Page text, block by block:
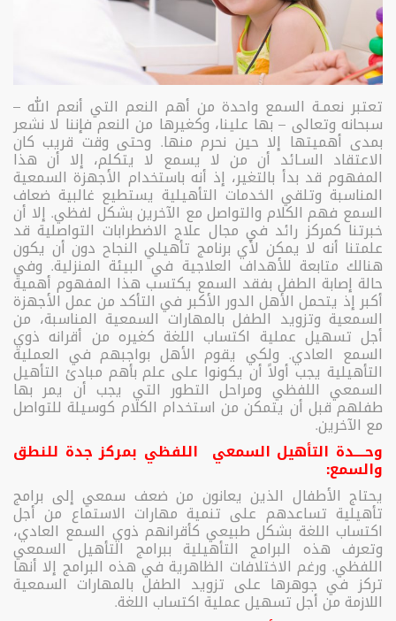
تعتبر نعمـة السمع واحدة من أهم النعم التي أنعم الله –
سبحانه وتعالى – بها علينا، وكغيرها من النعم فإننا لا نشعر
بمدى أهميتها إلا حين نحرم منها. وحتى وقت قريب كان
الاعتقاد السـائد أن من لا يسمع لا يتكلم، إلا أن هذا
المفهوم قد بدأ بالتغير، إذ أنه باستخدام الأجهزة السمعية
المناسبة وتلقي الخدمات التأهيلية يستطيع غالبية ضعاف
السمع فهم الكلام والتواصل مع الآخرين بشكل لفظي. إلا أن
خبرتنا كمركز رائد في مجال علاج الاضطرابات التواصلية قد
علمتنا أنه لا يمكن لأي برنامج تأهيلي النجاح دون أن يكون
هنالك متابعة للأهداف العلاجية في البيئة المنزلية. وفي
حالة إصابة الطفل بفقد السمع يكتسب هذا المفهوم أهمية
أكبر إذ يتحمل الأهل الدور الأكبر في التأكد من عمل الأجهزة
السمعية وتزويد الطفل بالمهارات السمعية المناسبة، من
أجل تسهيل عملية اكتساب اللغة كغيره من أقرانه ذوي
السمع العادي. ولكي يقوم الأهل بواجبهم في العملية
التأهيلية يجب أولاً أن يكونوا على علم بأهم مبادئ التأهيل
السمعي اللفظي ومراحل التطور التي يجب أن يمر بها
طفلهم قبل أن يتمكن من استخدام الكلام كوسيلة للتواصل
مع الآخرين.
وحــــدة التأهيل السمعي اللفظي بمركز جدة للنطق
والسمع:
يحتاج الأطفال الذين يعانون من ضعف سمعي إلى برامج
تأهيلية تساعدهم على تنمية مهارات الاستماع من أجل
اكتساب اللغة بشكل طبيعي كأقرانهم ذوي السمع العادي،
وتعرف هذه البرامج التأهيلية ببرامج التأهيل السمعي
اللفظي. ورغم الاختلافات الظاهرية في هذه البرامج إلا أنها
تركز في جوهرها على تزويد الطفل بالمهارات السمعية
اللازمة من أجل تسهيل عملية اكتساب اللغة.